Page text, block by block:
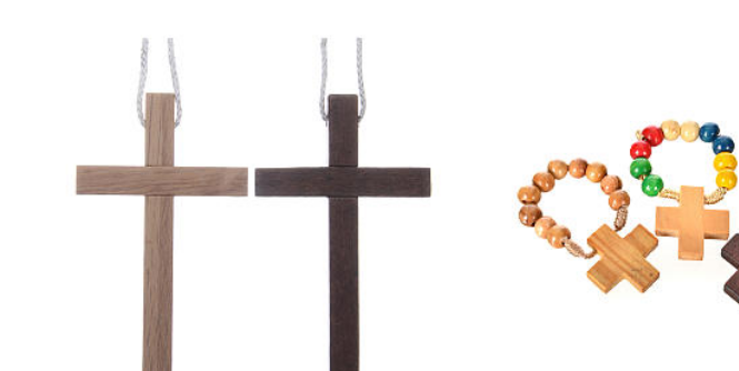
Presentes da Primeira
Comunhão
ideias de presentes para a Primeira
Comunhão. Seleccionámos uma vasta
gama de artigos adequado...
Terços e Dezenas
Terços e Dezenas. Nesta categoria
especial da loja online de artigos
religiosos Holyart pode encontrar os
mais bonitos terços e deze...